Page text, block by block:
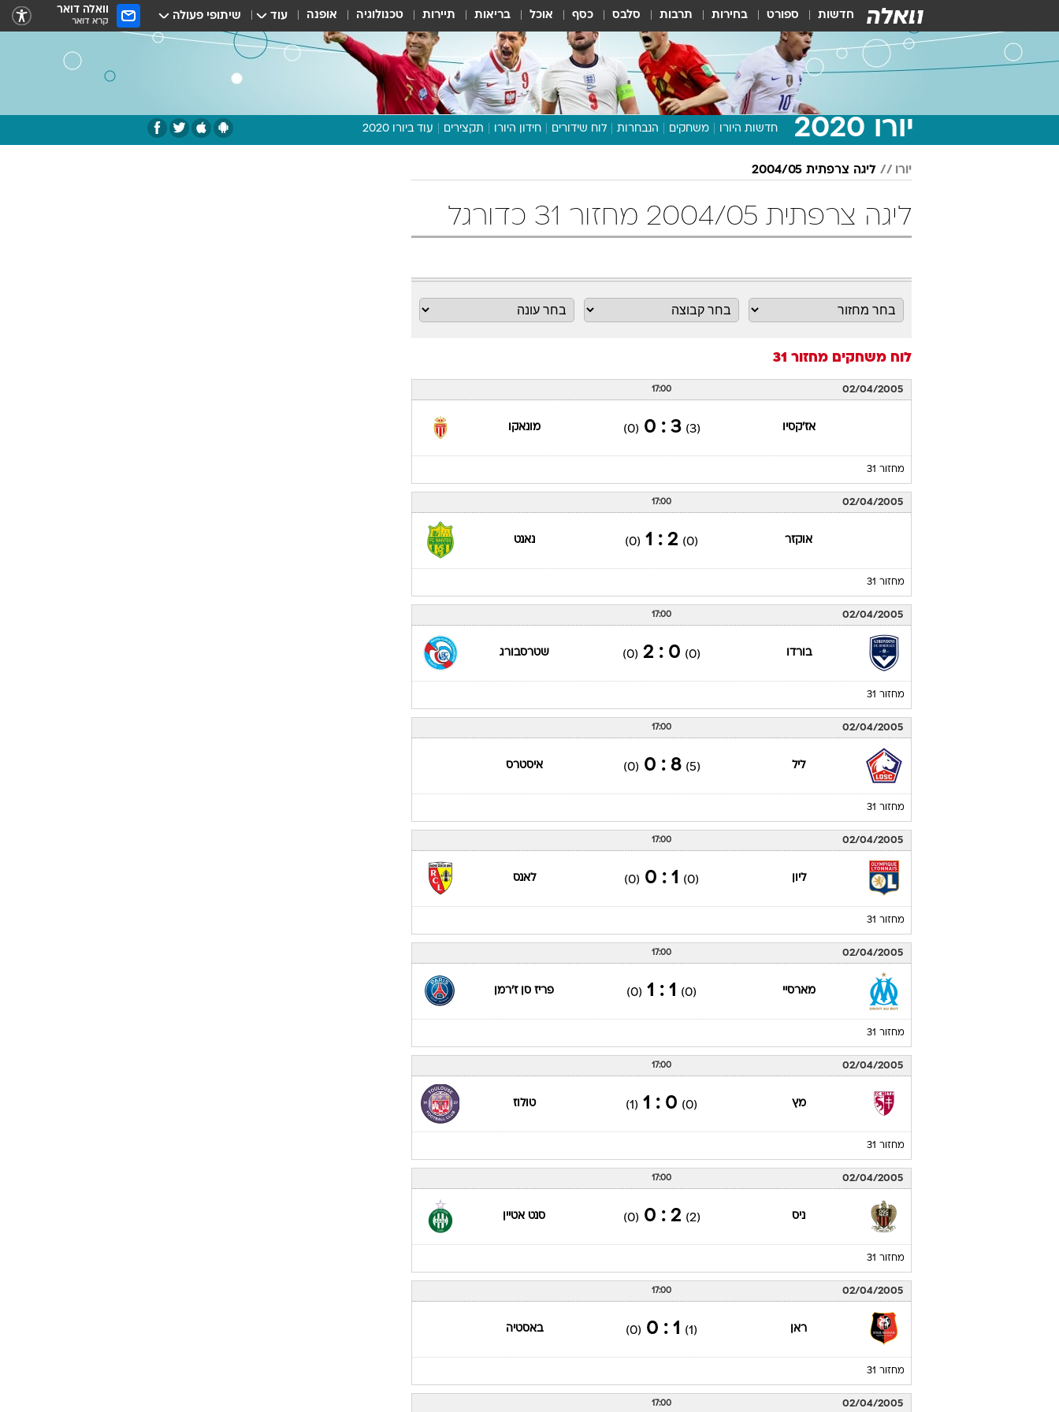
חדשות ספורט בחירות תרבות סלבס כסף אוכל בריאות תיירות טכנולוגיה אופנה עוד שיתופי פעולה וואלה דואר
קרא דואר
יורו 2020 חדשות היורו משחקים הנבחרות לוח שידורים חידון היורו תקצירים עוד ביורו 2020
תכנית היורו
יורו ליגה צרפתית 2004/05
ליגה צרפתית 2004/05 מחזור 31 כדורגל
לוח משחקים מחזור 31
02/04/2005
17:00
אז'קסיו (3)
3 : 0
(0) מונאקו
מחזור 31
02/04/2005
17:00
אוקזר (0)
2 : 1
(0) נאנט
מחזור 31
02/04/2005
17:00
בורדו (0)
0 : 2
(0) שטרסבורג
מחזור 31
02/04/2005
17:00
ליל (5)
8 : 0
(0) איסטרס
מחזור 31
02/04/2005
17:00
ליון (0)
1 : 0
(0) לאנס
מחזור 31
02/04/2005
17:00
מארסיי (0)
1 : 1
(0) פריז סן ז'רמן
מחזור 31
02/04/2005
17:00
מץ (0)
0 : 1
(1) טולוז
מחזור 31
02/04/2005
17:00
ניס (2)
2 : 0
(0) סנט אטיין
מחזור 31
02/04/2005
17:00
ראן (1)
1 : 0
(0) באסטיה
מחזור 31
02/04/2005
17:00